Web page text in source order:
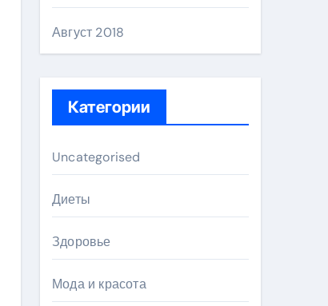
Август 2018
Категории
Uncategorised
Диеты
Здоровье
Мода и красота